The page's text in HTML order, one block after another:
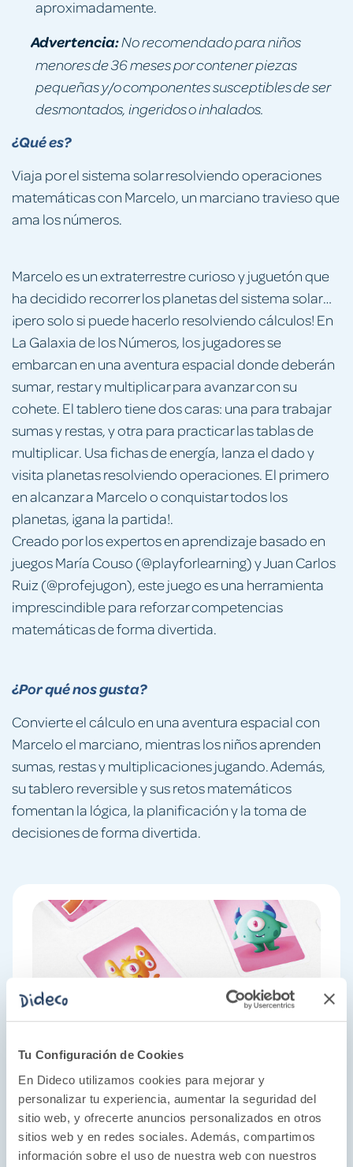
Tu Configuración de Cookies
En Dideco utilizamos cookies para mejorar y
personalizar tu experiencia, aumentar la seguridad del
sitio web, y ofrecerte anuncios personalizados en otros
sitios web y en redes sociales. Además, compartimos
información sobre el uso de nuestra web con nuestros
¿Qué es?
Viaja por el sistema solar resolviendo operaciones
matemáticas con Marcelo, un marciano travieso que
ama los números.
Marcelo es un extraterrestre curioso y juguetón que
ha decidido recorrer los planetas del sistema solar…
¡pero solo si puede hacerlo resolviendo cálculos! En
La Galaxia de los Números, los jugadores se
embarcan en una aventura espacial donde deberán
sumar, restar y multiplicar para avanzar con su
cohete. El tablero tiene dos caras: una para trabajar
sumas y restas, y otra para practicar las tablas de
multiplicar. Usa fichas de energía, lanza el dado y
visita planetas resolviendo operaciones. El primero
en alcanzar a Marcelo o conquistar todos los
planetas, ¡gana la partida!.
Creado por los expertos en aprendizaje basado en
juegos María Couso (@playforlearning) y Juan Carlos
Ruiz (@profejugon), este juego es una herramienta
imprescindible para reforzar competencias
matemáticas de forma divertida.
¿Por qué nos gusta?
Convierte el cálculo en una aventura espacial con
Marcelo el marciano, mientras los niños aprenden
sumas, restas y multiplicaciones jugando. Además,
su tablero reversible y sus retos matemáticos
fomentan la lógica, la planificación y la toma de
decisiones de forma divertida.
aproximadamente.
Advertencia:No recomendado para niños
menores de 36 meses por contener piezas
pequeñas y/o componentes susceptibles de ser
desmontados, ingeridos o inhalados.